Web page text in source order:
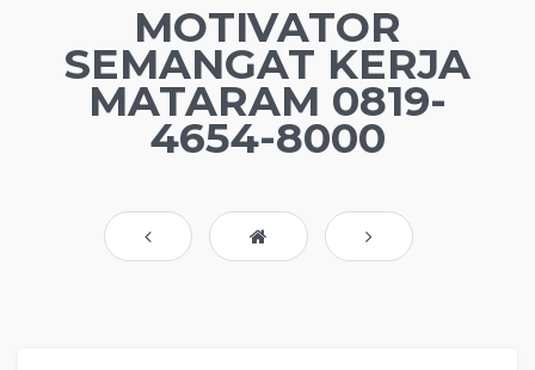
MOTIVATOR
SEMANGAT KERJA
MATARAM 0819-
4654-8000